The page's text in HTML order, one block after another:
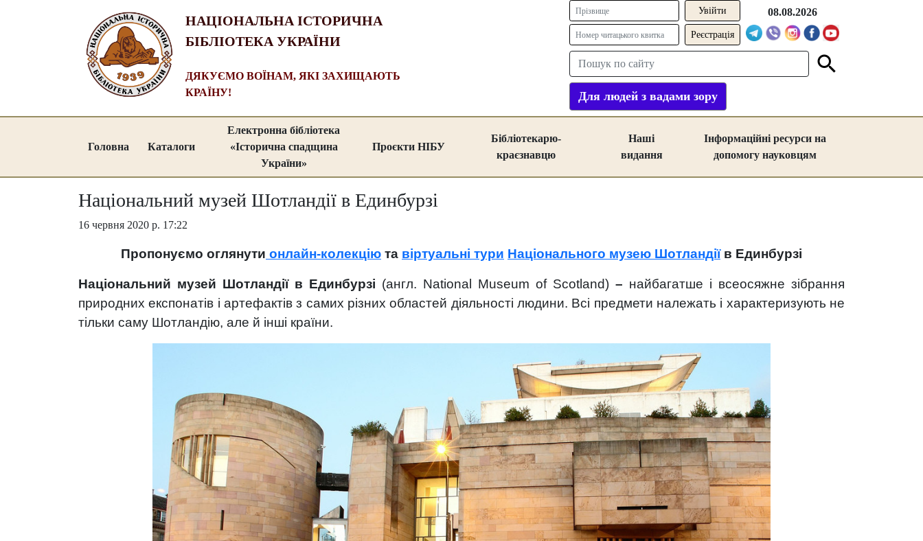
НАЦІОНАЛЬНА ІСТОРИЧНА
БІБЛІОТЕКА УКРАЇНИ
ДЯКУЄМО ВОЇНАМ, ЯКІ ЗАХИЩАЮТЬ
КРАЇНУ!
Реєстрація
08.08.2026
Для людей з вадами зору
Головна Каталоги
Електронна бібліотека
«Історична спадщина
України»
Проєкти НІБУ
Бібліотекарю-
краєзнавцю
Наші
видання
Інформаційні ресурси на
допомогу науковцям
Національний музей Шотландії в Единбурзі
16 червня 2020 р. 17:22
Пропонуємо оглянути онлайн-колекцію та віртуальні тури Національного музею Шотландіїв Единбурзі
Національний музей Шотландії в Единбурзі (англ. National Museum of Scotland) – найбагатше і всеосяжне зібрання
природних експонатів і артефактів з самих різних областей діяльності людини. Всі предмети належать і характеризують не
тільки саму Шотландію, але й інші країни.